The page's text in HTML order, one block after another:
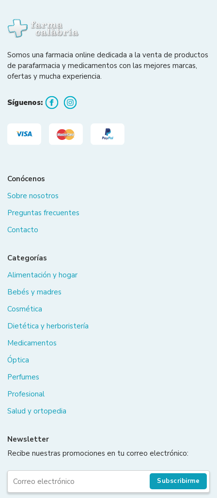
Somos una farmacia online dedicada a la venta de productos
de parafarmacia y medicamentos con las mejores marcas,
ofertas y mucha experiencia.
Síguenos:
Conócenos
Sobre nosotros
Preguntas frecuentes
Contacto
Categorías
Alimentación y hogar
Bebés y madres
Cosmética
Dietética y herboristería
Medicamentos
Óptica
Perfumes
Profesional
Salud y ortopedia
Newsletter
Recibe nuestras promociones en tu correo electrónico:
Subscribirme